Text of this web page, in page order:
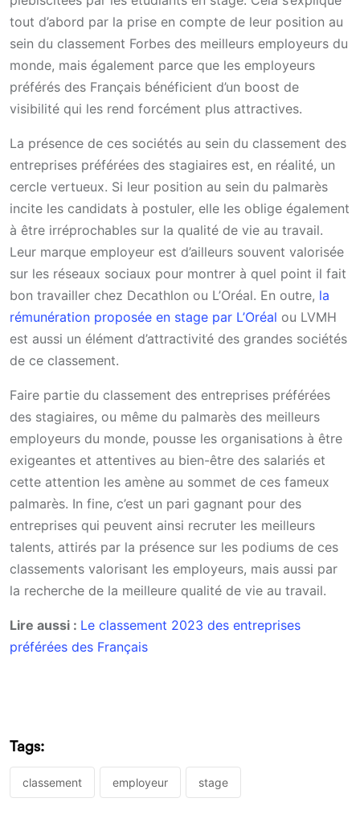
tout d’abord par la prise en compte de leur position au
sein du classement Forbes des meilleurs employeurs du
monde, mais également parce que les employeurs
préférés des Français bénéficient d’un boost de
visibilité qui les rend forcément plus attractives.
La présence de ces sociétés au sein du classement des
entreprises préférées des stagiaires est, en réalité, un
cercle vertueux. Si leur position au sein du palmarès
incite les candidats à postuler, elle les oblige également
à être irréprochables sur la qualité de vie au travail.
Leur marque employeur est d’ailleurs souvent valorisée
sur les réseaux sociaux pour montrer à quel point il fait
bon travailler chez Decathlon ou L’Oréal. En outre, la
rémunération proposée en stage par L’Oréal ou LVMH
est aussi un élément d’attractivité des grandes sociétés
de ce classement.
Faire partie du classement des entreprises préférées
des stagiaires, ou même du palmarès des meilleurs
employeurs du monde, pousse les organisations à être
exigeantes et attentives au bien-être des salariés et
cette attention les amène au sommet de ces fameux
palmarès. In fine, c’est un pari gagnant pour des
entreprises qui peuvent ainsi recruter les meilleurs
talents, attirés par la présence sur les podiums de ces
classements valorisant les employeurs, mais aussi par
la recherche de la meilleure qualité de vie au travail.
Lire aussi : Le classement 2023 des entreprises
préférées des Français
Tags:
classement employeur stage